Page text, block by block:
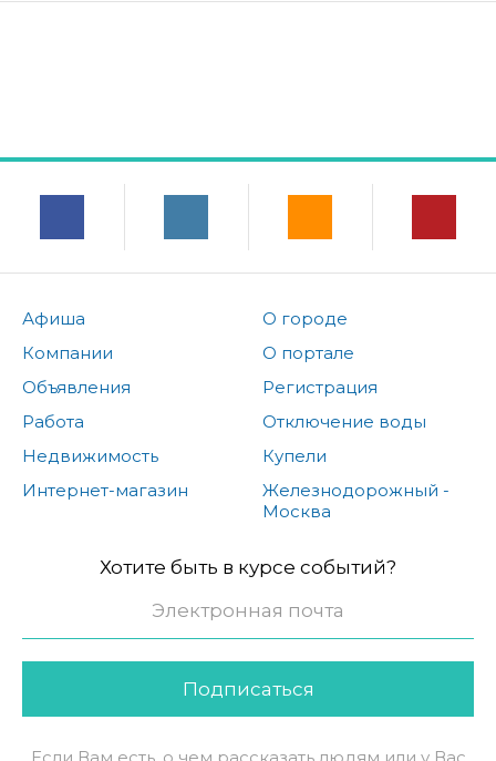
Афиша
Компании
Объявления
Работа
Недвижимость
Интернет-магазин
О городе
О портале
Регистрация
Отключение воды
Купели
Железнодорожный -
Москва
Хотите быть в курсе событий?
Подписаться
Если Вам есть, о чем рассказать людям или у Вас